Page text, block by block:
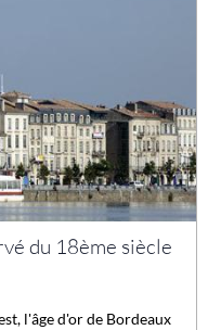
du 18ème siècle
l'âge d'or de Bordeaux